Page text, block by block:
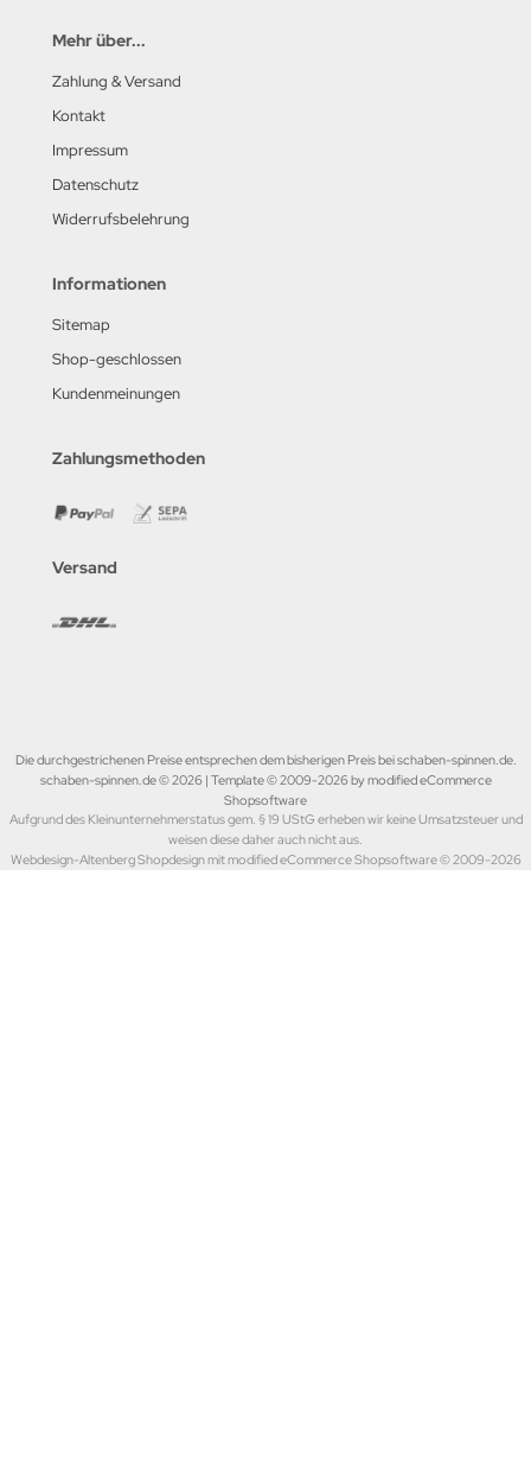
Mehr über...
Zahlung & Versand
Kontakt
Impressum
Datenschutz
Widerrufsbelehrung
Informationen
Sitemap
Shop-geschlossen
Kundenmeinungen
Zahlungsmethoden
Versand
Die durchgestrichenen Preise entsprechen dem bisherigen Preis bei schaben-spinnen.de.
schaben-spinnen.de © 2026 | Template © 2009-2026 by modified eCommerce
Shopsoftware
Aufgrund des Kleinunternehmerstatus gem. § 19 UStG erheben wir keine Umsatzsteuer und
weisen diese daher auch nicht aus.
Webdesign-Altenberg Shopdesign mit modified eCommerce Shopsoftware © 2009-2026